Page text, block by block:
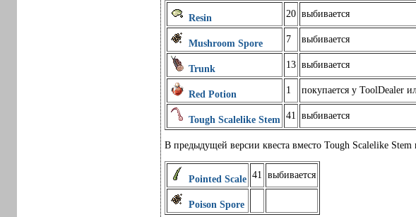
Resin 20 выбивается
Mushroom Spore 7 выбивается
Trunk 13 выбивается
Red Potion 1 покупается у ToolDealer
Tough Scalelike Stem 41 выбивается
В предыдущей версии квеста вместо Tough Scalelike
Pointed Scale 41 выбивается
Poison Spore